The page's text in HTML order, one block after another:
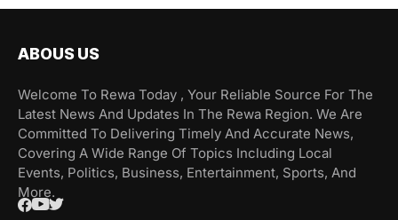
ABOUS US
Welcome To Rewa Today , Your Reliable Source For The
Latest News And Updates In The Rewa Region. We Are
Committed To Delivering Timely And Accurate News,
Covering A Wide Range Of Topics Including Local
Events, Politics, Business, Entertainment, Sports, And
More.